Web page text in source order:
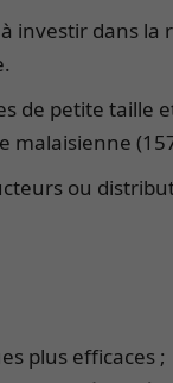
investir dans
de petite taille
malaisienne
ou
plus efficaces ;